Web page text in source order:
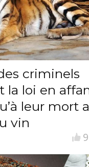
criminels
la loi en
leur mort
vin